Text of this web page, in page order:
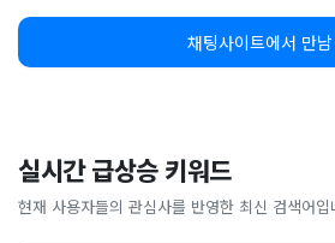
채팅사이트에서 만
실시간 급상승 키워드
현재 사용자들의 관심사를 반영한 최신 검색어입